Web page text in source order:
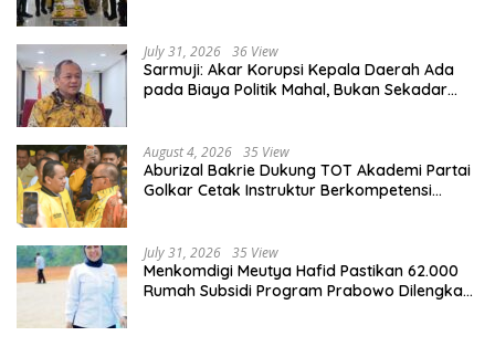
July 31, 2026 36 View
Sarmuji: Akar Korupsi Kepala Daerah Ada
pada Biaya Politik Mahal, Bukan Sekadar
August 4, 2026 35 View
Aburizal Bakrie Dukung TOT Akademi Partai
Golkar Cetak Instruktur Berkompetensi
July 31, 2026 35 View
Menkomdigi Meutya Hafid Pastikan 62.000
Rumah Subsidi Program Prabowo Dilengkapi